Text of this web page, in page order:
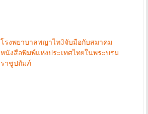
โรงพยาบาลพญาไท3จับมือกับสมาคม
หนังสือพิมพ์แห่งประเทศไทยในพระบรม
ราชูปถัมภ์